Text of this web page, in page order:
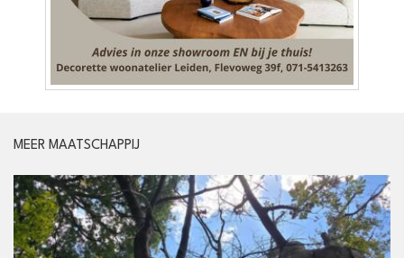
MEER MAATSCHAPPIJ